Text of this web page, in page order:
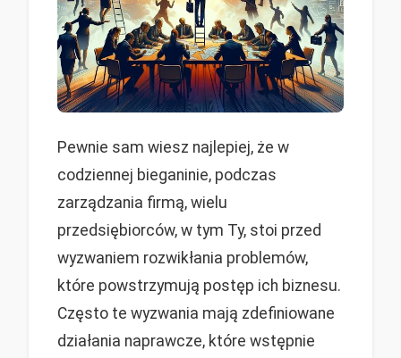
Pewnie sam wiesz najlepiej, że w
codziennej bieganinie, podczas
zarządzania firmą, wielu
przedsiębiorców, w tym Ty, stoi przed
wyzwaniem rozwikłania problemów,
które powstrzymują postęp ich biznesu.
Często te wyzwania mają zdefiniowane
działania naprawcze, które wstępnie